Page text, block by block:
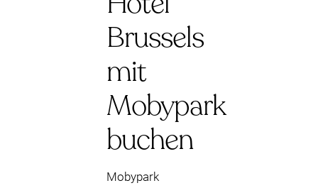
Brussels
mit
Mobypark
buchen
Mobypark